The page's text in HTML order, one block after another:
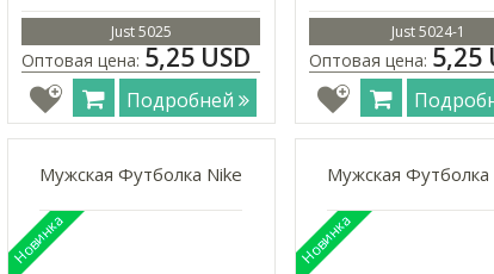
Just 5025
Оптовая цена: 5,25 USD
Подробней
Just 5024-1
Оптовая цена: 5,25
Мужская Футболка Nike Мужская Футболка